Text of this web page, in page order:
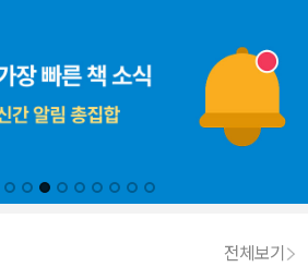
전체보기